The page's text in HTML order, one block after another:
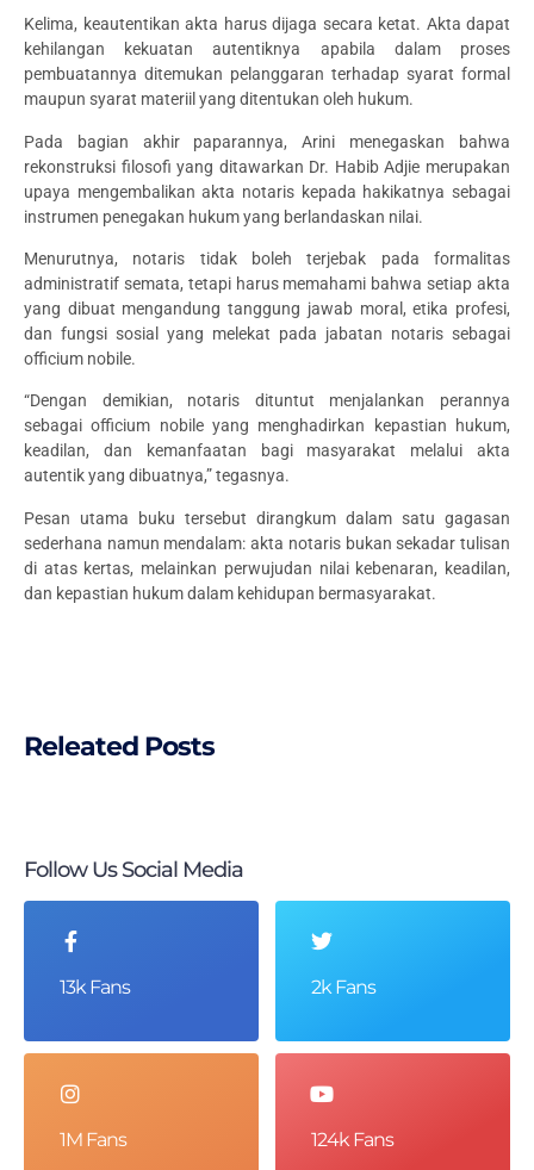
Kelima, keautentikan akta harus dijaga secara ketat. Akta dapat
kehilangan kekuatan autentiknya apabila dalam proses
pembuatannya ditemukan pelanggaran terhadap syarat formal
maupun syarat materiil yang ditentukan oleh hukum.
Pada bagian akhir paparannya, Arini menegaskan bahwa
rekonstruksi filosofi yang ditawarkan Dr. Habib Adjie merupakan
upaya mengembalikan akta notaris kepada hakikatnya sebagai
instrumen penegakan hukum yang berlandaskan nilai.
Menurutnya, notaris tidak boleh terjebak pada formalitas
administratif semata, tetapi harus memahami bahwa setiap akta
yang dibuat mengandung tanggung jawab moral, etika profesi,
dan fungsi sosial yang melekat pada jabatan notaris sebagai
officium nobile.
“Dengan demikian, notaris dituntut menjalankan perannya
sebagai officium nobile yang menghadirkan kepastian hukum,
keadilan, dan kemanfaatan bagi masyarakat melalui akta
autentik yang dibuatnya,” tegasnya.
Pesan utama buku tersebut dirangkum dalam satu gagasan
sederhana namun mendalam: akta notaris bukan sekadar tulisan
di atas kertas, melainkan perwujudan nilai kebenaran, keadilan,
dan kepastian hukum dalam kehidupan bermasyarakat.
Releated Posts
Follow Us Social Media
13k Fans 2k Fans
1M Fans 124k Fans